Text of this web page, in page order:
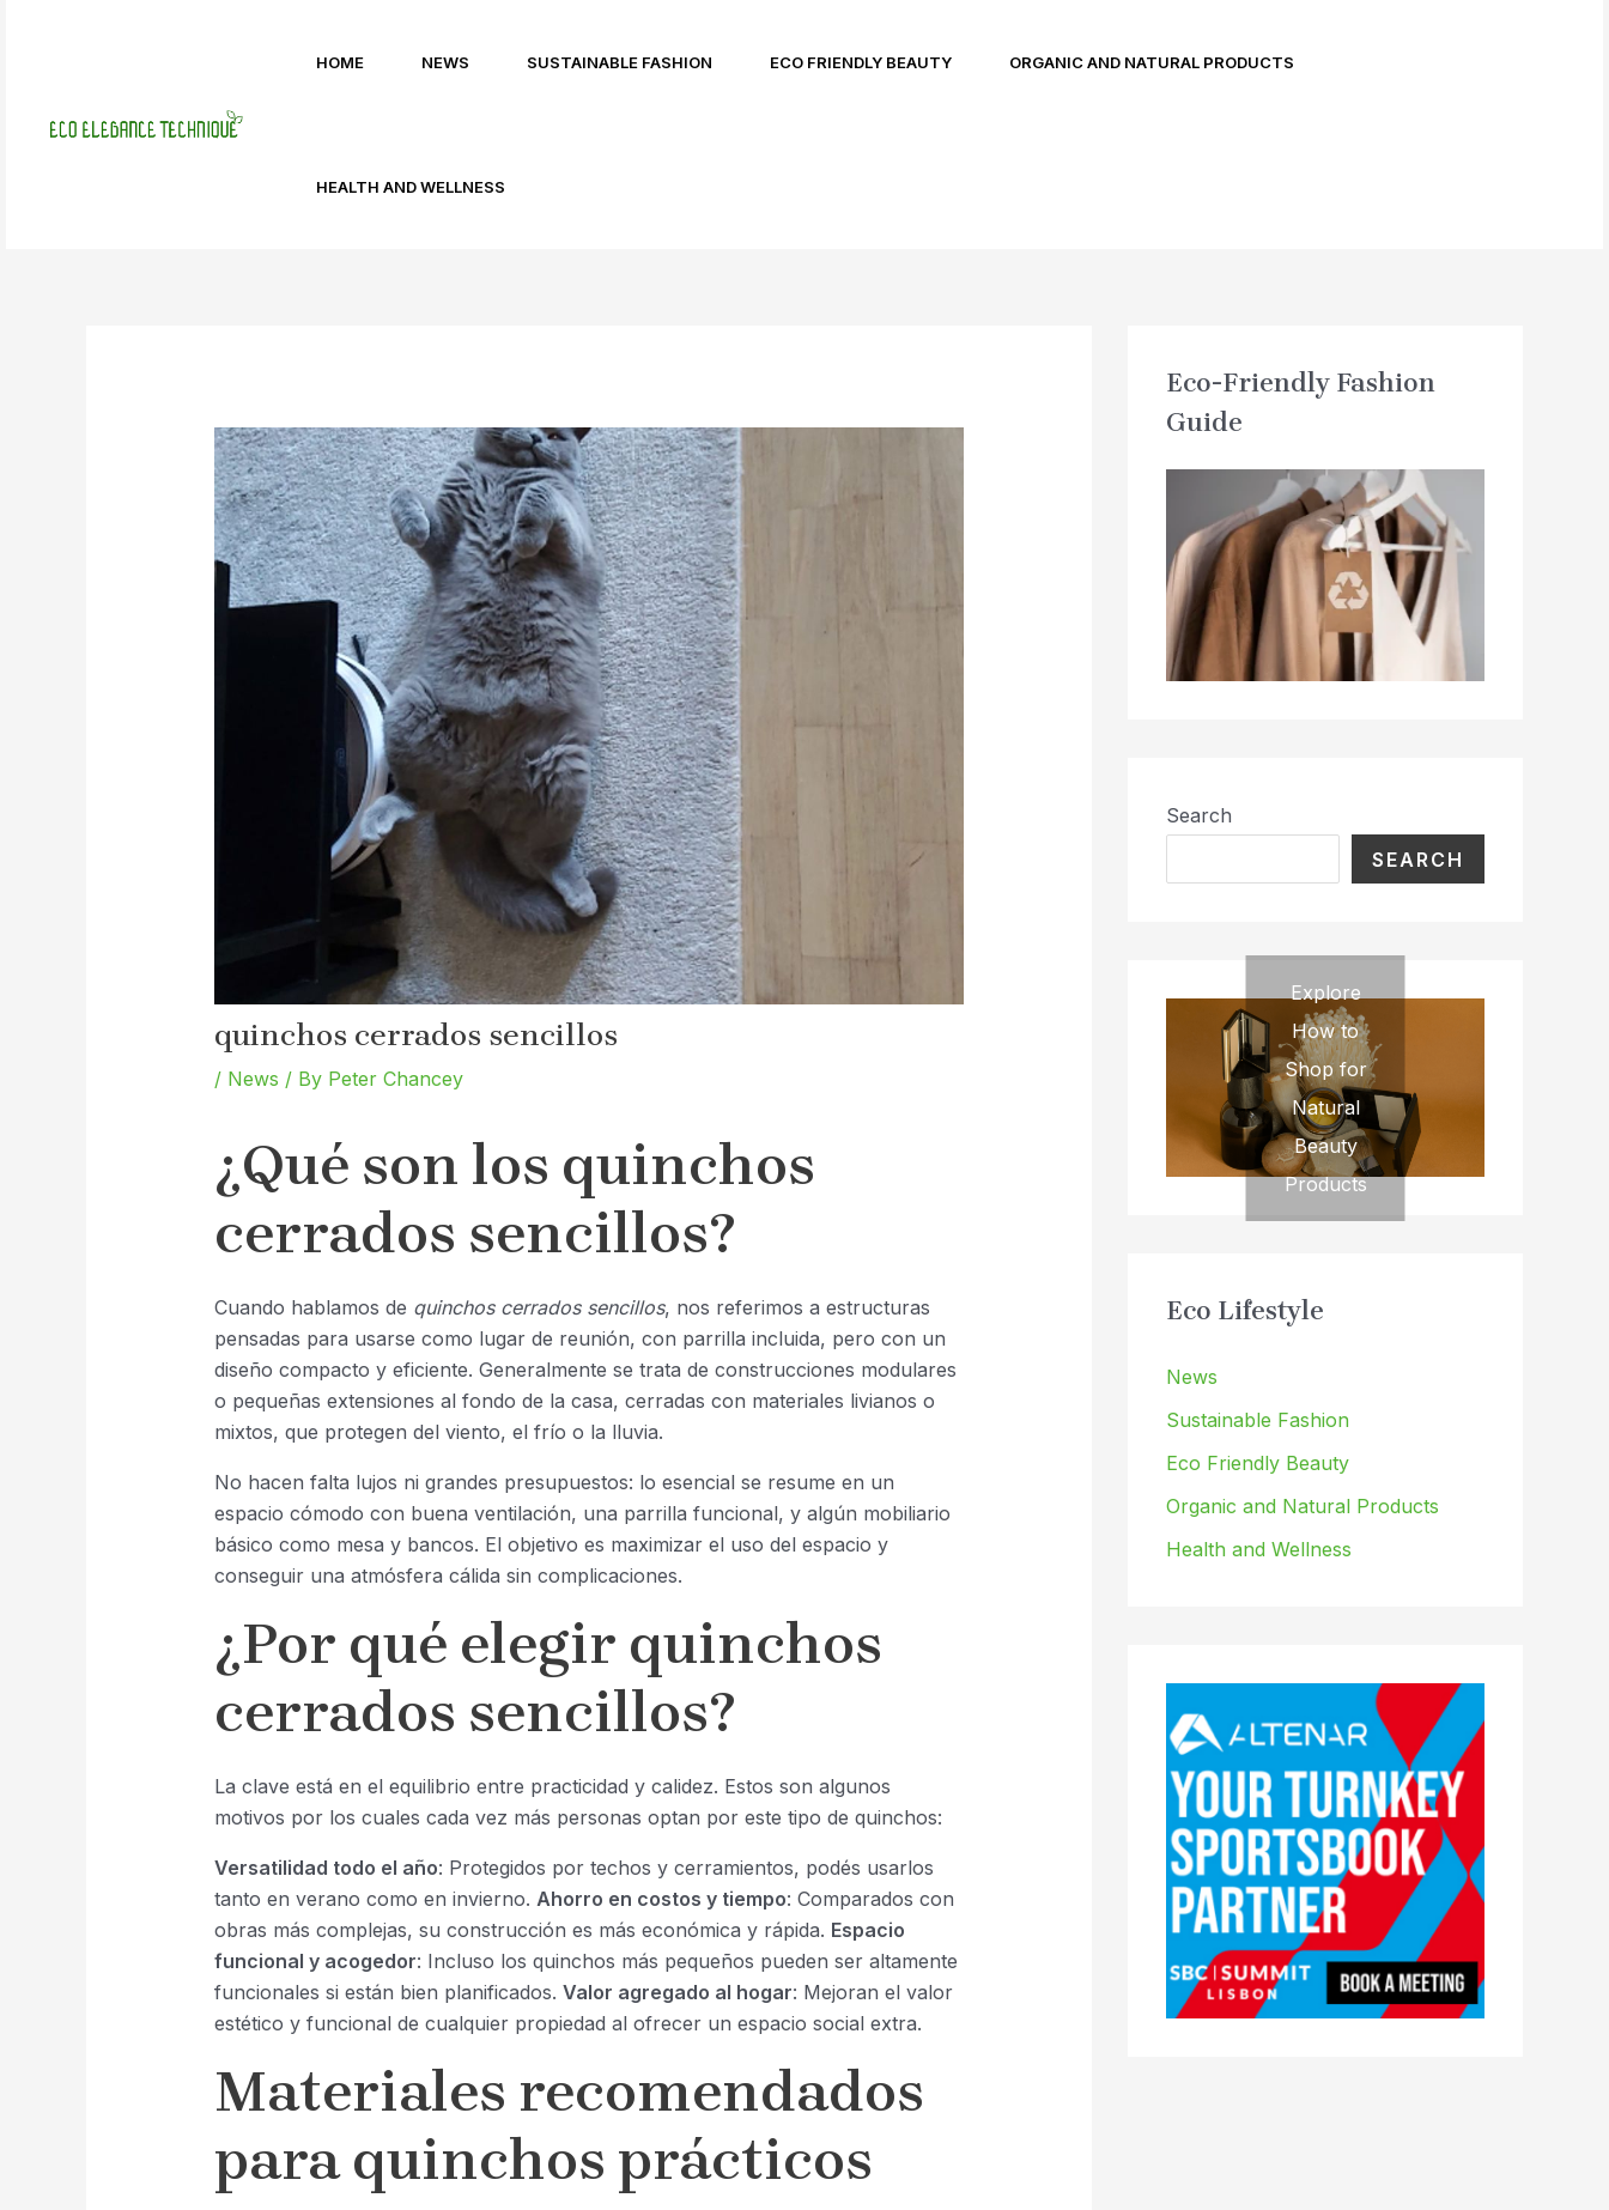
HOME NEWS SUSTAINABLE FASHION ECO FRIENDLY BEAUTY ORGANIC AND NATURAL PRODUCTS
HEALTH AND WELLNESS
quinchos cerrados sencillos
/ News / By Peter Chancey
¿Qué son los quinchos
cerrados sencillos?
Cuando hablamos de quinchos cerrados sencillos, nos referimos a estructuras
pensadas para usarse como lugar de reunión, con parrilla incluida, pero con un
diseño compacto y eficiente. Generalmente se trata de construcciones modulares
o pequeñas extensiones al fondo de la casa, cerradas con materiales livianos o
mixtos, que protegen del viento, el frío o la lluvia.
No hacen falta lujos ni grandes presupuestos: lo esencial se resume en un
espacio cómodo con buena ventilación, una parrilla funcional, y algún mobiliario
básico como mesa y bancos. El objetivo es maximizar el uso del espacio y
conseguir una atmósfera cálida sin complicaciones.
¿Por qué elegir quinchos
cerrados sencillos?
La clave está en el equilibrio entre practicidad y calidez. Estos son algunos
motivos por los cuales cada vez más personas optan por este tipo de quinchos:
Versatilidad todo el año: Protegidos por techos y cerramientos, podés usarlos
tanto en verano como en invierno. Ahorro en costos y tiempo: Comparados con
obras más complejas, su construcción es más económica y rápida. Espacio
funcional y acogedor: Incluso los quinchos más pequeños pueden ser altamente
funcionales si están bien planificados. Valor agregado al hogar: Mejoran el valor
estético y funcional de cualquier propiedad al ofrecer un espacio social extra.
Materiales recomendados
para quinchos prácticos
Eco-Friendly Fashion
Guide
Search
SEARCH
Explore
How to
Shop for
Natural
Beauty
Products
Eco Lifestyle
News
Sustainable Fashion
Eco Friendly Beauty
Organic and Natural Products
Health and Wellness